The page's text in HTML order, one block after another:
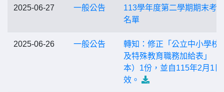
2025-06-27 一般公告
113學年度第二學期期末考
名單
2025-06-26 一般公告
轉知：修正「公立中小學校
及特殊教育職務加給表」（
本）1份，並自115年2月1日
效。